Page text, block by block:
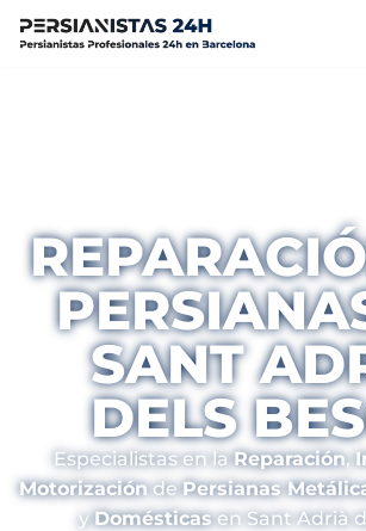
SANT
DELS
Especialistas en laReparación,
MotorizacióndePersianas
yDomésticasen Sant Adrià